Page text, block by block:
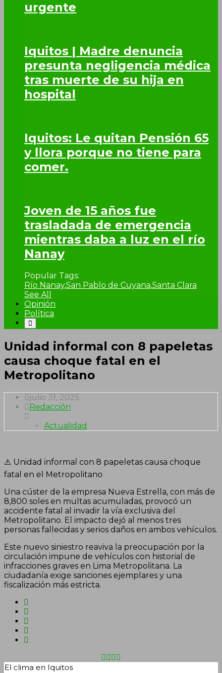
urgente
Iquitos | Madre denuncia
presunta negligencia médica
tras muerte de su hija en
hospital
Iquitos: Le quitan Pensión 65
y llora porque no tiene para
comer.
Joven de 15 años fue
trasladada de emergencia
mientras daba a luz en el río
Nanay
Popular Tags:
Río Nanay,San Pablo de Cuyana,Santa Clara
See All
Opinión
Política
Unidad informal con 8 papeletas
causa choque fatal en el
Metropolitano
julio 31, 2025
Redacción
Actualidad
⚠️ Unidad informal con 8 papeletas causa choque
fatal en el Metropolitano
Una cúster de la empresa Nueva Estrella, con más de
8,800 soles en multas acumuladas, provocó un
accidente fatal al invadir la vía exclusiva del
Metropolitano. El impacto dejó al menos tres
personas fallecidas y serios daños en ambos vehículos.
Este nuevo siniestro reaviva la preocupación por la
circulación impune de vehículos con historial de
infracciones graves en Lima Metropolitana. La
ciudadanía exige sanciones ejemplares y una
fiscalización más estricta.
El clima en Iquitos